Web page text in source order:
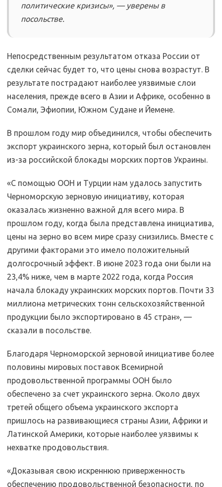
политические кризисы», — уверены в
посольстве.
Непосредственным результатом отказа России от
сделки сейчас будет то, что цены снова возрастут. В
результате пострадают наиболее уязвимые слои
населения, прежде всего в Азии и Африке, особенно в
Сомали, Эфиопии, Южном Судане и Йемене.
В прошлом году мир объединился, чтобы обеспечить
экспорт украинского зерна, который был остановлен
из-за российской блокады морских портов Украины.
«С помощью ООН и Турции нам удалось запустить
Черноморскую зерновую инициативу, которая
оказалась жизненно важной для всего мира. В
прошлом году, когда была представлена ​​инициатива,
цены на зерно во всем мире сразу снизились. Вместе с
другими факторами это имело положительный
долгосрочный эффект. В июне 2023 года они были на
23,4% ниже, чем в марте 2022 года, когда Россия
начала блокаду украинских морских портов. Почти 33
миллиона метрических тонн сельскохозяйственной
продукции было экспортировано в 45 стран», —
сказали в посольстве.
Благодаря Черноморской зерновой инициативе более
половины мировых поставок Всемирной
продовольственной программы ООН было
обеспечено за счет украинского зерна. Около двух
третей общего объема украинского экспорта
пришлось на развивающиеся страны Азии, Африки и
Латинской Америки, которые наиболее уязвимы к
нехватке продовольствия.
«Доказывая свою искреннюю приверженность
обеспечению продовольственной безопасности, по